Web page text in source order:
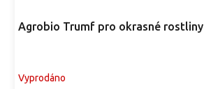
Agrobio Trumf pro okrasné rostliny
Vyprodáno